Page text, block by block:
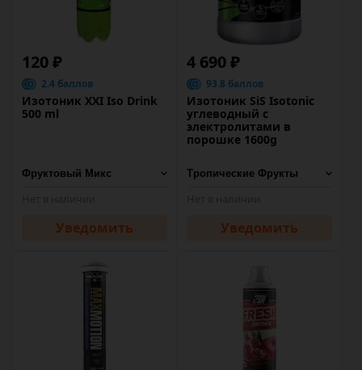
120 ₽
2.4 баллов
Изотоник XXI Iso Drink
500 ml
Уведомить
4 690 ₽
93.8 баллов
Изотоник SiS Isotonic
углеводный с
электролитами в
порошке 1600g
Уведомить